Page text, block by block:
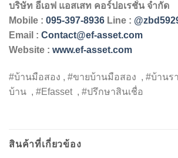
บริษัท อีเอฟ แอสเสท คอร์ปอเรชั่น จำกัด
Mobile : 095-397-8936 Line :
Email : Contact@ef-asset.com
Website : www.ef-asset.com
#บ้านมือสอง , #ขายบ้านมือสอง , #บ้านร
บ้าน , #Efasset , #ปรึกษาสินเชื่อ
สินค้าที่เกี่ยวข้อง